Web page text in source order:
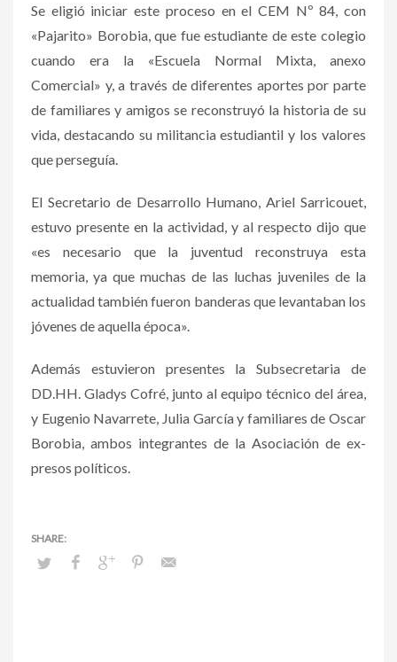
Se eligió iniciar este proceso en el CEM Nº 84, con
«Pajarito» Borobia, que fue estudiante de este colegio
cuando era la «Escuela Normal Mixta, anexo
Comercial» y, a través de diferentes aportes por parte
de familiares y amigos se reconstruyó la historia de su
vida, destacando su militancia estudiantil y los valores
que perseguía.
El Secretario de Desarrollo Humano, Ariel Sarricouet,
estuvo presente en la actividad, y al respecto dijo que
«es necesario que la juventud reconstruya esta
memoria, ya que muchas de las luchas juveniles de la
actualidad también fueron banderas que levantaban los
jóvenes de aquella época».
Además estuvieron presentes la Subsecretaria de
DD.HH. Gladys Cofré, junto al equipo técnico del área,
y Eugenio Navarrete, Julia García y familiares de Oscar
Borobia, ambos integrantes de la Asociación de ex-
presos políticos.